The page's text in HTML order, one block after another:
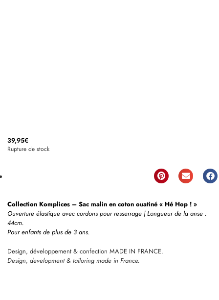
39,95€
Rupture de stock
Collection Komplices – Sac malin en coton ouatiné « Hé Hop ! »
Ouverture élastique avec cordons pour resserrage | Longueur de la anse :
44cm.
Pour enfants de plus de 3 ans.
Design, développement & confection MADE IN FRANCE.
Design, development & tailoring made in France.